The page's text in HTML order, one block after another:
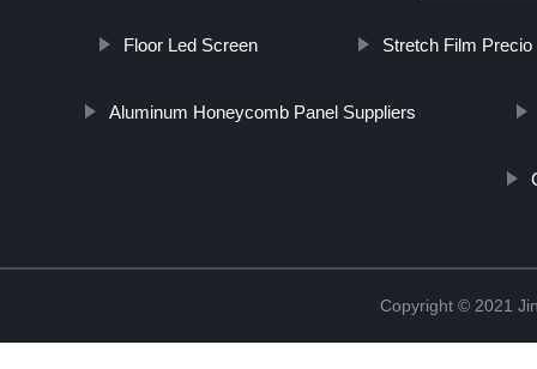
Floor Led Screen Stretch Film Precio
Aluminum Honeycomb Panel Suppliers
Copyright © 2021